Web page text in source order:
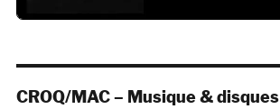
CROQ/MAC – Musique & disques